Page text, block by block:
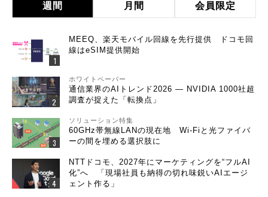
週間 月間 会員限定
MEEQ、楽天モバイル回線を先行提供 ドコモ回
線はeSIM提供開始
ホワイトペーパー
通信業界のAIトレンド2026 ― NVIDIA 1000社超
調査が捉えた「転換点」
ソリューション特集
60GHz帯無線LANの現在地 Wi-Fiと光ファイバ
ーの間を埋める選択肢に
NTTドコモ、2027年にマーケティングを“フルAI
化”へ 「現場社員も納得の切れ味鋭いAIエージ
ェント作る」